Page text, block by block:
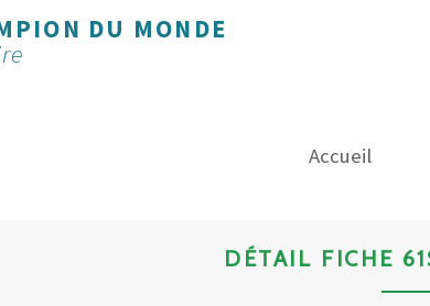
DU MONDE
Accueil
DÉTAIL FICHE